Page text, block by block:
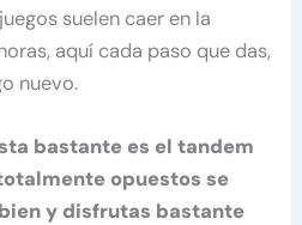
suelen caer en la
aquí cada paso que das,
nuevo.
bastante es el tandem
opuestos se
y disfrutas bastante